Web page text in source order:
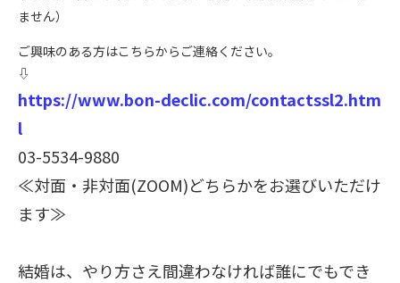
ません）
ご興味のある方はこちらからご連絡ください。
⇩
https://www.bon-declic.com/contactssl2.htm
l
03-5534-9880
≪対面・非対面(ZOOM)どちらかをお選びいただけ
ます≫
結婚は、やり方さえ間違わなければ誰にでもでき